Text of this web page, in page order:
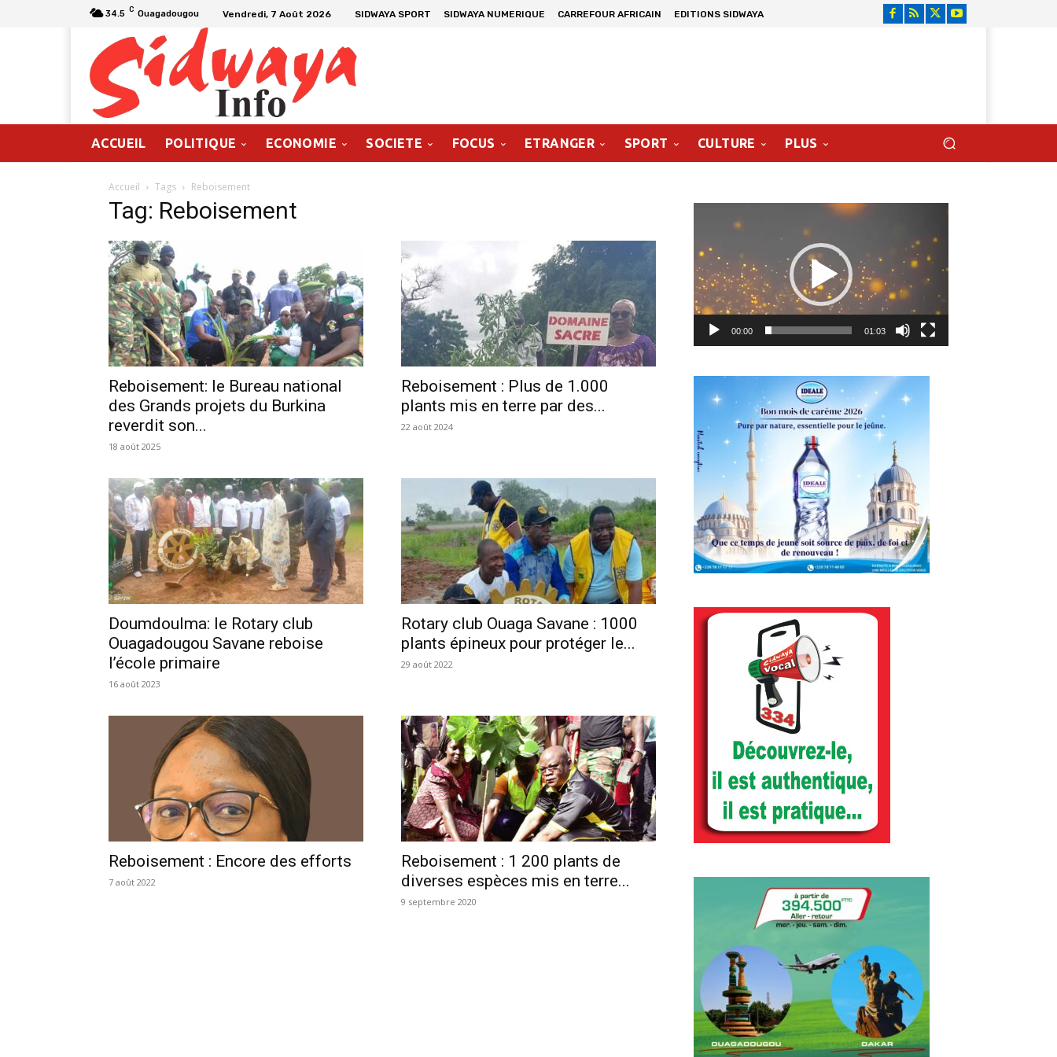
34.5 C Ouagadougou Vendredi, 7 Août 2026 SIDWAYA SPORT SIDWAYA NUMERIQUE CARREFOUR AFRICAIN EDITIONS SIDWAYA
ACCUEIL POLITIQUE ECONOMIE SOCIETE FOCUS ETRANGER SPORT CULTURE PLUS
Accueil Tags Reboisement
Tag: Reboisement
Reboisement: le Bureau national
des Grands projets du Burkina
reverdit son...
18 août 2025
Reboisement : Plus de 1.000
plants mis en terre par des...
22 août 2024
Doumdoulma: le Rotary club
Ouagadougou Savane reboise
l’école primaire
16 août 2023
Rotary club Ouaga Savane : 1000
plants épineux pour protéger le...
29 août 2022
Reboisement : Encore des efforts
7 août 2022
Reboisement : 1 200 plants de
diverses espèces mis en terre...
9 septembre 2020
00:00 01:03